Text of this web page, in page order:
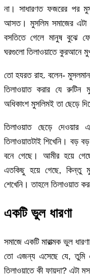
না। সাধারণত ফজরের পর
আসত। মুসলিম সমাজের এটা
বসতিতে গেলে মানুষ বুঝে
ঘরগুলো তিলাওয়াতে কুরআনে
তো হযরত রাহ. বলেন-
তিলাওয়াত করার যে রুটিন
অধিকাংশ মুসলিমই তা ছেড়ে
তিলাওয়াত ছেড়ে
তিলাওয়াতটাই শিখেনি। বড়
বনে গেছে। আমীর হয়ে
এতকিছু হয়ে গেছে, কিন্তু
শেখেনি। তাহলে তিলাওয়াত
একটি ভুল ধারণা
সমাজে একটি মারাত্মক ভুল
তো এজন্য এসেছে যে,
তিলাওয়াতে কী ফায়দা? এটা